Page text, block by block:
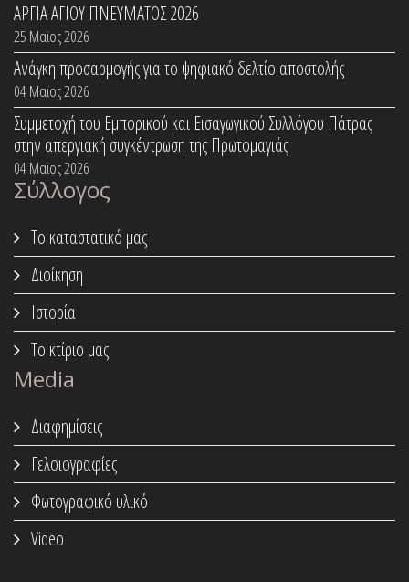
ΑΡΓΙΑ ΑΓΙΟΥ ΠΝΕΥΜΑΤΟΣ 2026
25 Μαϊος 2026
Ανάγκη προσαρμογής για το ψηφιακό δελτίο αποστολής
04 Μαϊος 2026
Συμμετοχή του Εμπορικού και Εισαγωγικού Συλλόγου Πάτρας
στην απεργιακή συγκέντρωση της Πρωτομαγιάς
04 Μαϊος 2026
Σύλλογος
Το καταστατικό μας
Διοίκηση
Ιστορία
Το κτίριο μας
Media
Διαφημίσεις
Γελοιογραφίες
Φωτογραφικό υλικό
Video